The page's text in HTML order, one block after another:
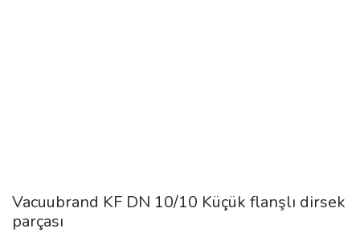
Vacuubrand KF DN 10/10 Küçük flanşlı dirsek
parçası